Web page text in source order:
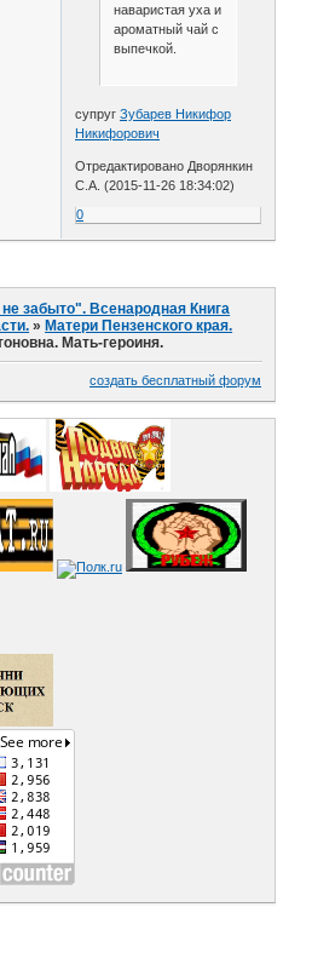
наваристая уха и
ароматный чай с
выпечкой.
супругЗубарев Никифор
Никифорович
Отредактировано Дворянкин
С.А. (2015-11-26 18:34:02)
0
забыто". Всенародная Книга
» Матери Пензенского края.
Мать-героиня.
создать бесплатный форум